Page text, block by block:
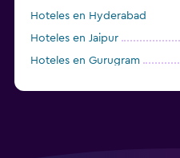
Hoteles en Hyderabad
Hoteles en Jaipur
Hoteles en Gurugram